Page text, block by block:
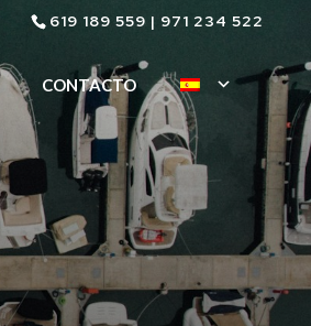
619 189 559 | 971 234 522
CONTACTO